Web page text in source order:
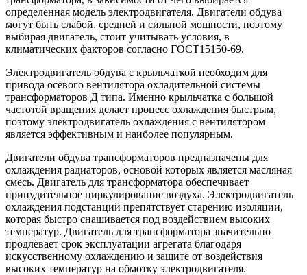
определенная модель электродвигателя. Двигатели обдува
могут быть слабой, средней и сильной мощности, поэтому
выбирая двигатель, стоит учитывать условия, в
климатических факторов согласно ГОСТ15150-69.
Электродвигатель обдува с крыльчаткой необходим для
привода осевого вентилятора охладительной системы
трансформаторов Д типа. Именно крыльчатка с большой
частотой вращения делает процесс охлаждения быстрым,
поэтому электродвигатель охлаждения с вентилятором
является эффективным и наиболее популярным.
Двигатели обдува трансформаторов предназначены для
охлаждения радиаторов, основой которых является масляная
смесь. Двигатель для трансформатора обеспечивает
принудительное циркулирование воздуха. Электродвигатель
охлаждения подстанций препятствует старению изоляции,
которая быстро снашивается под воздействием высоких
температур. Двигатель для трансформатора значительно
продлевает срок эксплуатации агрегата благодаря
искусственному охлаждению и защите от воздействия
высоких температур на обмотку электродвигателя.